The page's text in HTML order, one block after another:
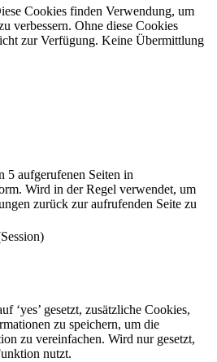
Cookies finden Verwendung, um
verbessern. Ohne diese Cookies
zur Verfügung. Keine Übermittlung
5 aufgerufenen Seiten in
Wird in der Regel verwendet, um
zurück zur aufrufenden Seite zu
‘yes’ gesetzt, zusätzliche Cookies,
zu speichern, um die
zu vereinfachen. Wird nur gesetzt,
nutzt.